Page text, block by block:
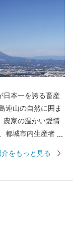
日本一を誇る畜産
連山の自然に囲ま
農家の温かい愛情
都城市内生産者の
12回全国和牛能力
います。 鶏肉
介をもっと見る